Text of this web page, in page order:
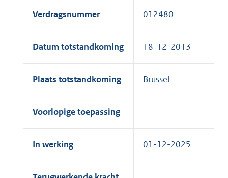
Verdragsnummer 012480
Datum totstandkoming 18-12-2013
Plaats totstandkoming Brussel
Voorlopige toepassing
In werking 01-12-2025